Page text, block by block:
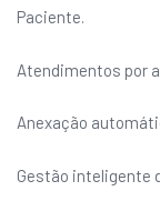
Paciente.
Atendimentos por
Anexação
Gestão inteligente